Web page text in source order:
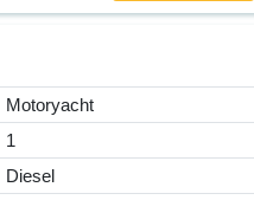
Motoryacht
1
Diesel